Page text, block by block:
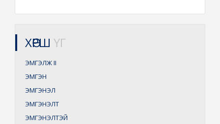
ХӨРШ ҮГ
ЭМГЭЛЖII
ЭМГЭН
ЭМГЭНЭЛ
ЭМГЭНЭЛТ
ЭМГЭНЭЛТЭЙ